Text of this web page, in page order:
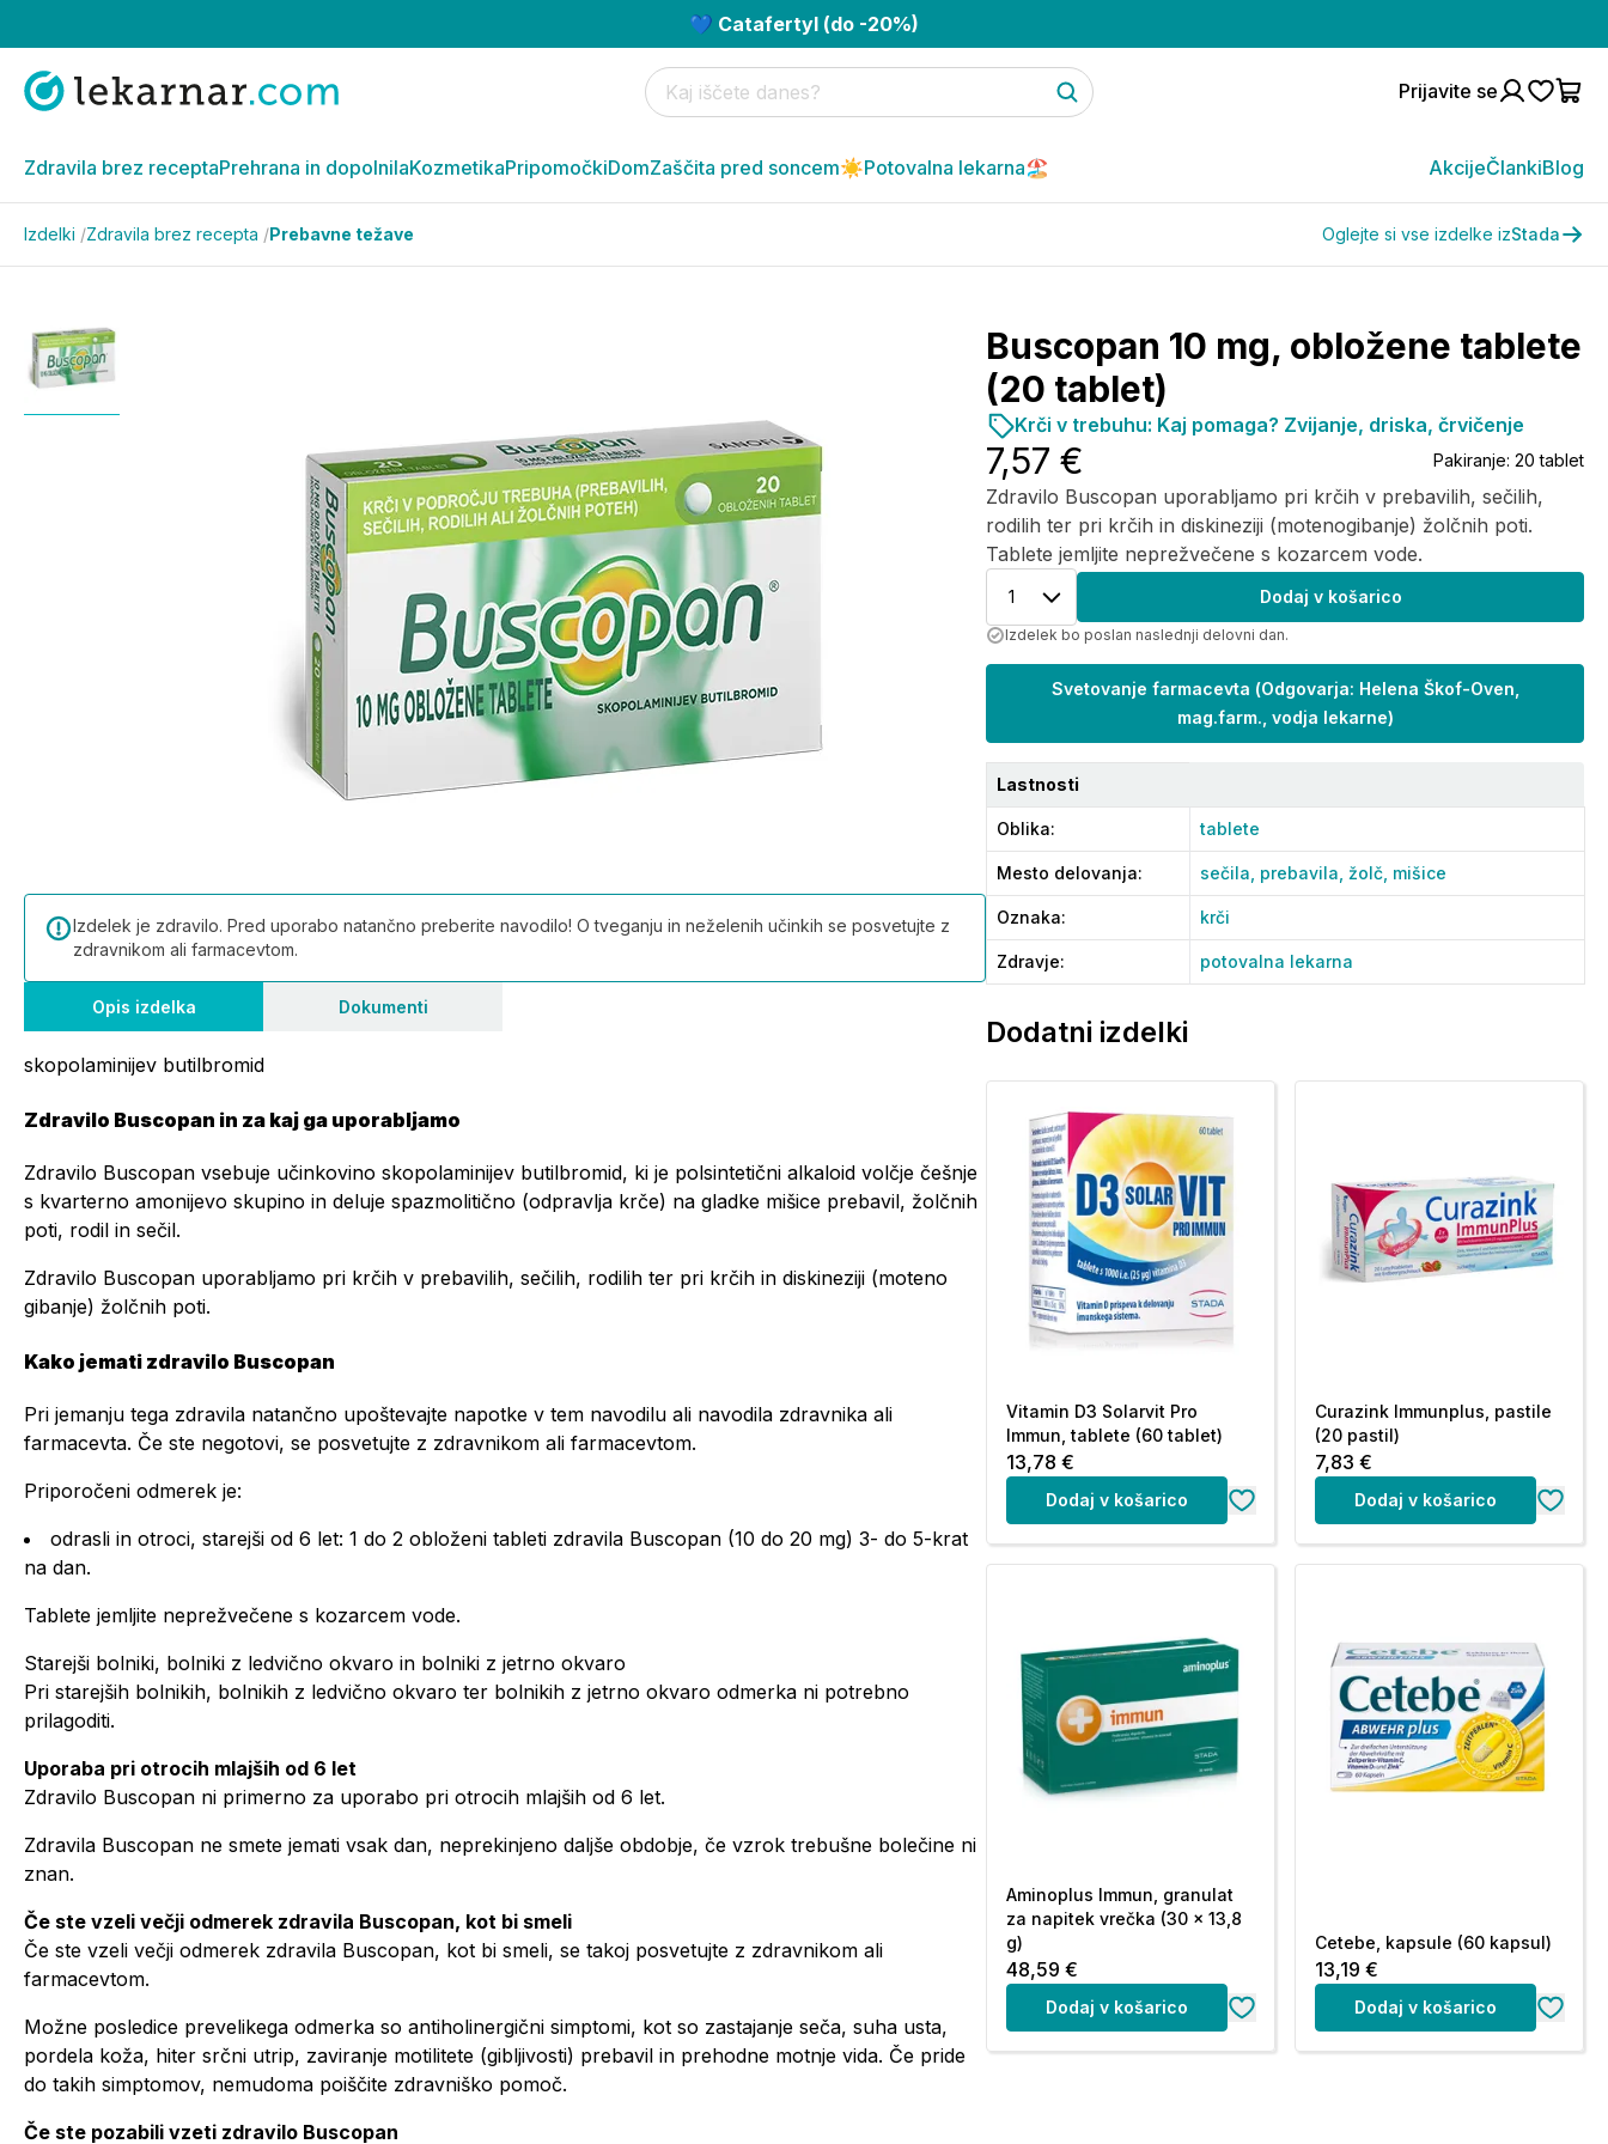
💙 Catafertyl (do -20%)
Prijavite se
Zdravila brez receptaPrehrana in dopolnilaKozmetikaPripomočkiDomZaščita pred soncem☀️Potovalna lekarna🏖️ AkcijeČlankiBlog
Izdelki /Zdravila brez recepta /Prebavne težave Oglejte si vse izdelke izStada
Izdelek je zdravilo. Pred uporabo natančno preberite navodilo! O tveganju in neželenih učinkih se posvetujte z
zdravnikom ali farmacevtom.
Opis izdelka Dokumenti
skopolaminijev butilbromid
Zdravilo Buscopan in za kaj ga uporabljamo
Zdravilo Buscopan vsebuje učinkovino skopolaminijev butilbromid, ki je polsintetični alkaloid volčje češnje
s kvarterno amonijevo skupino in deluje spazmolitično (odpravlja krče) na gladke mišice prebavil, žolčnih
poti, rodil in sečil.
Zdravilo Buscopan uporabljamo pri krčih v prebavilih, sečilih, rodilih ter pri krčih in diskineziji (moteno
gibanje) žolčnih poti.
Kako jemati zdravilo Buscopan
Pri jemanju tega zdravila natančno upoštevajte napotke v tem navodilu ali navodila zdravnika ali
farmacevta. Če ste negotovi, se posvetujte z zdravnikom ali farmacevtom.
Priporočeni odmerek je:
odrasli in otroci, starejši od 6 let: 1 do 2 obloženi tableti zdravila Buscopan (10 do 20 mg) 3- do 5-krat
na dan.
Tablete jemljite neprežvečene s kozarcem vode.
Starejši bolniki, bolniki z ledvično okvaro in bolniki z jetrno okvaro
Pri starejših bolnikih, bolnikih z ledvično okvaro ter bolnikih z jetrno okvaro odmerka ni potrebno
prilagoditi.
Uporaba pri otrocih mlajših od 6 let
Zdravilo Buscopan ni primerno za uporabo pri otrocih mlajših od 6 let.
Zdravila Buscopan ne smete jemati vsak dan, neprekinjeno daljše obdobje, če vzrok trebušne bolečine ni
znan.
Če ste vzeli večji odmerek zdravila Buscopan, kot bi smeli
Če ste vzeli večji odmerek zdravila Buscopan, kot bi smeli, se takoj posvetujte z zdravnikom ali
farmacevtom.
Možne posledice prevelikega odmerka so antiholinergični simptomi, kot so zastajanje seča, suha usta,
pordela koža, hiter srčni utrip, zaviranje motilitete (gibljivosti) prebavil in prehodne motnje vida. Če pride
do takih simptomov, nemudoma poiščite zdravniško pomoč.
Če ste pozabili vzeti zdravilo Buscopan
Buscopan 10 mg, obložene tablete
(20 tablet)
Zdravilo Buscopan uporabljamo pri krčih v prebavilih, sečilih,
rodilih ter pri krčih in diskineziji (motenogibanje) žolčnih poti.
Tablete jemljite neprežvečene s kozarcem vode.
7,57 € Pakiranje: 20 tablet
Krči v trebuhu: Kaj pomaga? Zvijanje, driska, črvičenje
1 Dodaj v košarico
Izdelek bo poslan naslednji delovni dan.
Svetovanje farmacevta (Odgovarja: Helena Škof-Oven,
mag.farm., vodja lekarne)
Lastnosti
Oblika: tablete
Mesto delovanja: sečila, prebavila, žolč, mišice
Oznaka: krči
Zdravje: potovalna lekarna
Dodatni izdelki
Vitamin D3 Solarvit Pro
Immun, tablete (60 tablet)
13,78 €
Dodaj v košarico
Curazink Immunplus, pastile
(20 pastil)
7,83 €
Dodaj v košarico
Aminoplus Immun, granulat
za napitek vrečka (30 x 13,8
g)
48,59 €
Dodaj v košarico
Cetebe, kapsule (60 kapsul)
13,19 €
Dodaj v košarico